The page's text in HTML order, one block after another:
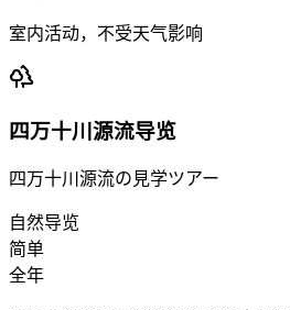
室内活动，不受天气影响
四万十川源流导览
四万十川源流の見学ツアー
自然导览
简单
全年